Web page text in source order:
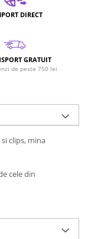
DIRECT
GRATUIT
de peste 750 lei
clips, mina
cele din